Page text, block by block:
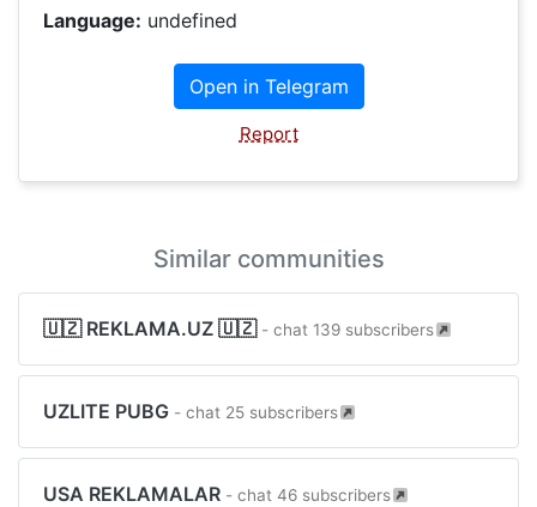
Language: undefined
Open in Telegram
Report
Similar communities
🇺🇿 REKLAMA.UZ 🇺🇿 - chat 139 subscribers
UZLITE PUBG - chat 25 subscribers
USA REKLAMALAR - chat 46 subscribers